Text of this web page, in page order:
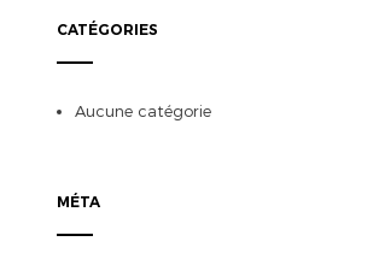
CATÉGORIES
Aucune catégorie
MÉTA